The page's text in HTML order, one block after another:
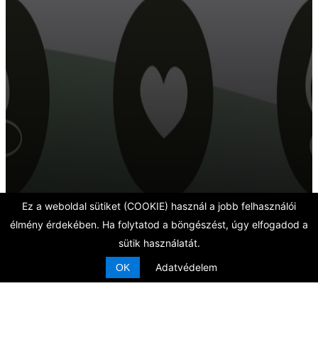
Masszázs
Ez a weboldal sütiket (COOKIE) használ a jobb felhasználói
élmény érdekében. Ha folytatod a böngészést, úgy elfogadod a
sütik használatát.
OK Adatvédelem